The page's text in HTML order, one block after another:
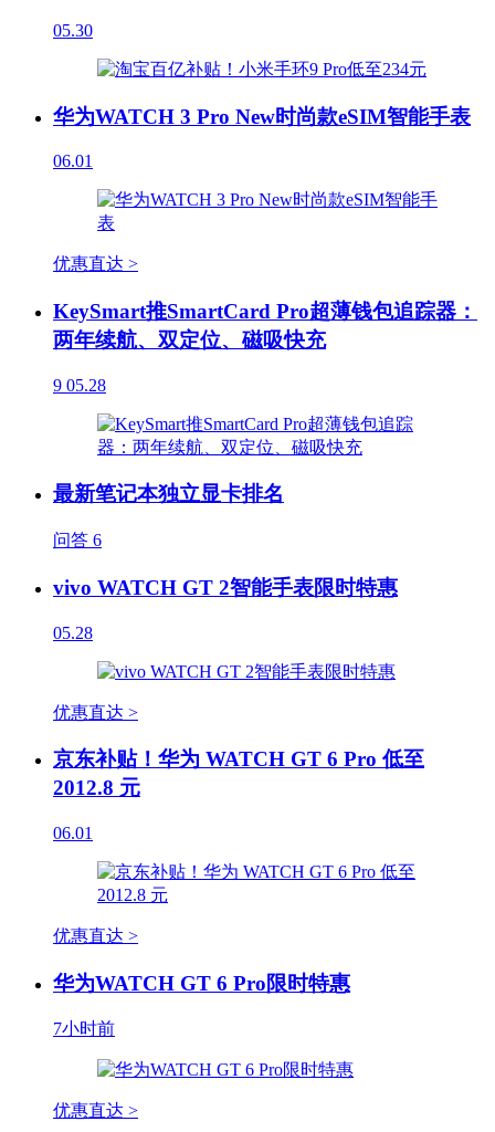
05.30
华为WATCH 3 Pro New时尚款eSIM智能手表
06.01
优惠直达 >
KeySmart推SmartCard Pro超薄钱包追踪器：
两年续航、双定位、磁吸快充
9 05.28
最新笔记本独立显卡排名
问答 6
vivo WATCH GT 2智能手表限时特惠
05.28
优惠直达 >
京东补贴！华为 WATCH GT 6 Pro 低至
2012.8 元
06.01
优惠直达 >
华为WATCH GT 6 Pro限时特惠
7小时前
优惠直达 >